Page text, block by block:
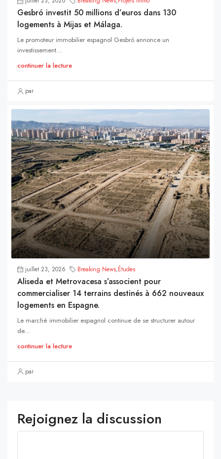
Gesbró investit 50 millions d’euros dans 130
logements à Mijas et Málaga.
Le promoteur immobilier espagnol Gesbró annonce un
investissement...
continuer la lecture
par
juillet 23, 2026 Breaking News,Études
Aliseda et Metrovacesa s’associent pour
commercialiser 14 terrains destinés à 662 nouveaux
logements en Espagne.
Le marché immobilier espagnol continue de se structurer autour
de...
continuer la lecture
par
Rejoignez la discussion